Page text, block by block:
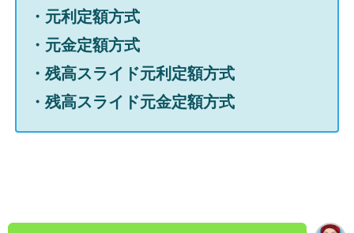
・元利定額方式
・元金定額方式
・残高スライド元利定額方式
・残高スライド元金定額方式